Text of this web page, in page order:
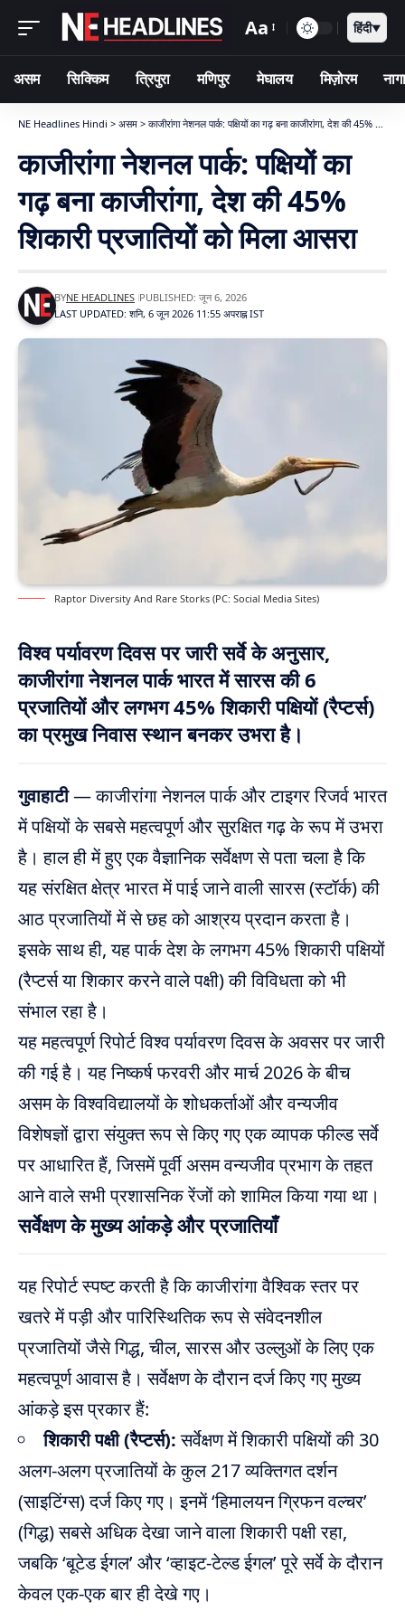
Aa हिंदी▼
असम सिक्किम त्रिपुरा मणिपुर मेघालय मिज़ोरम
NE Headlines Hindi > असम > काजीरांगा नेशनल पार्क: पक्षियों का गढ़ बना काजीरांगा, देश की 45% शिकारी प्रजातियों को मिला आसरा
काजीरांगा नेशनल पार्क: पक्षियों का
गढ़ बना काजीरांगा, देश की 45%
शिकारी प्रजातियों को मिला आसरा
LAST UPDATED: शनि, 6 जून 2026 11:55 अपराह्न IST
BYNE HEADLINES PUBLISHED: जून 6, 2026
Raptor Diversity And Rare Storks (PC: Social Media Sites)
विश्व पर्यावरण दिवस पर जारी सर्वे के अनुसार,
काजीरांगा नेशनल पार्क भारत में सारस की 6
प्रजातियों और लगभग 45% शिकारी पक्षियों (रैप्टर्स)
का प्रमुख निवास स्थान बनकर उभरा है।
गुवाहाटी— काजीरांगा नेशनल पार्क और टाइगर रिजर्व भारत
में पक्षियों के सबसे महत्वपूर्ण और सुरक्षित गढ़ के रूप में उभरा
है। हाल ही में हुए एक वैज्ञानिक सर्वेक्षण से पता चला है कि
यह संरक्षित क्षेत्र भारत में पाई जाने वाली सारस (स्टॉर्क) की
आठ प्रजातियों में से छह को आश्रय प्रदान करता है।
इसके साथ ही, यह पार्क देश के लगभग 45% शिकारी पक्षियों
(रैप्टर्स या शिकार करने वाले पक्षी) की विविधता को भी
संभाल रहा है।
यह महत्वपूर्ण रिपोर्ट विश्व पर्यावरण दिवस के अवसर पर जारी
की गई है। यह निष्कर्ष फरवरी और मार्च 2026 के बीच
असम के विश्वविद्यालयों के शोधकर्ताओं और वन्यजीव
विशेषज्ञों द्वारा संयुक्त रूप से किए गए एक व्यापक फील्ड सर्वे
पर आधारित हैं, जिसमें पूर्वी असम वन्यजीव प्रभाग के तहत
आने वाले सभी प्रशासनिक रेंजों को शामिल किया गया था।
सर्वेक्षण के मुख्य आंकड़े और प्रजातियाँ
यह रिपोर्ट स्पष्ट करती है कि काजीरांगा वैश्विक स्तर पर
खतरे में पड़ी और पारिस्थितिक रूप से संवेदनशील
प्रजातियों जैसे गिद्ध, चील, सारस और उल्लुओं के लिए एक
महत्वपूर्ण आवास है। सर्वेक्षण के दौरान दर्ज किए गए मुख्य
आंकड़े इस प्रकार हैं:
शिकारी पक्षी (रैप्टर्स):सर्वेक्षण में शिकारी पक्षियों की 30
अलग-अलग प्रजातियों के कुल 217 व्यक्तिगत दर्शन
(साइटिंग्स) दर्ज किए गए। इनमें ‘हिमालयन ग्रिफन वल्चर’
(गिद्ध) सबसे अधिक देखा जाने वाला शिकारी पक्षी रहा,
जबकि ‘बूटेड ईगल’ और ‘व्हाइट-टेल्ड ईगल’ पूरे सर्वे के दौरान
केवल एक-एक बार ही देखे गए।